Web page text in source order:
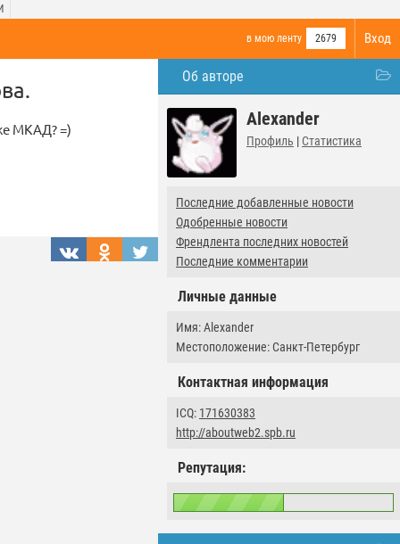
Вход
в мою ленту 2679
Об авторе
Alexander
Профиль | Статистика
Последние добавленные новости
Одобренные новости
Френдлента последних новостей
Последние комментарии
Личные данные
Имя: Alexander
Местоположение: Санкт-Петербург
Контактная информация
ICQ: 171630383
http://aboutweb2.spb.ru
Репутация:
МКАД? =)